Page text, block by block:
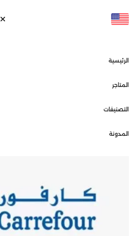
الرئيسية
المتاجر
التصنيفات
المدونة